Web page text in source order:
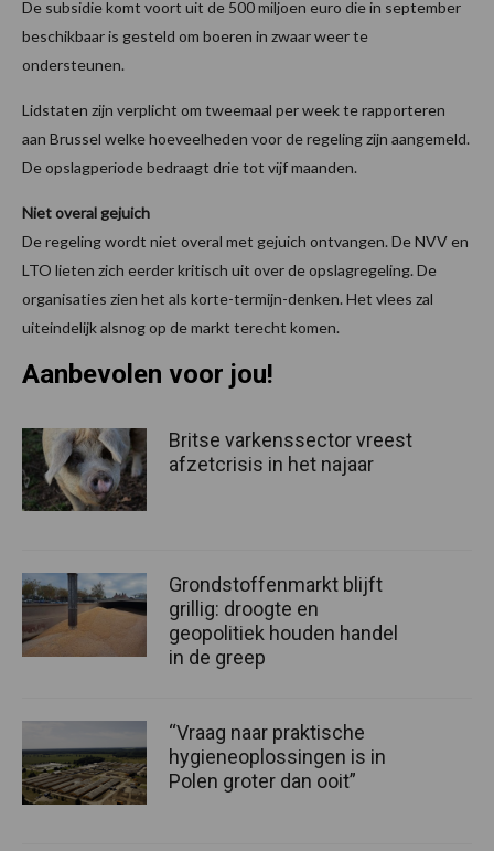
De subsidie komt voort uit de 500 miljoen euro die in september
beschikbaar is gesteld om boeren in zwaar weer te
ondersteunen.
Lidstaten zijn verplicht om tweemaal per week te rapporteren
aan Brussel welke hoeveelheden voor de regeling zijn aangemeld.
De opslagperiode bedraagt drie tot vijf maanden.
Niet overal gejuich
De regeling wordt niet overal met gejuich ontvangen. De NVV en
LTO lieten zich eerder kritisch uit over de opslagregeling. De
organisaties zien het als korte-termijn-denken. Het vlees zal
uiteindelijk alsnog op de markt terecht komen.
Aanbevolen voor jou!
Britse varkenssector vreest
afzetcrisis in het najaar
Grondstoffenmarkt blijft
grillig: droogte en
geopolitiek houden handel
in de greep
“Vraag naar praktische
hygieneoplossingen is in
Polen groter dan ooit”